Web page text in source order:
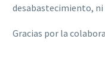
desabastecimiento,
Gracias por la